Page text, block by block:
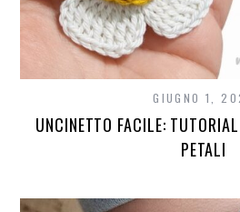
GIUGNO 1,
UNCINETTO FACILE:
PETALI